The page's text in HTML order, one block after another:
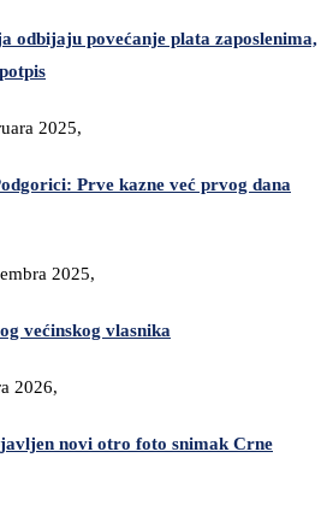
odbijaju povećanje plata zaposlenima,
2025,
Prve kazne već prvog dana
2025,
većinskog vlasnika
2026,
novi otro foto snimak Crne